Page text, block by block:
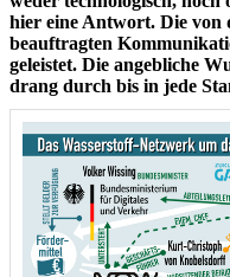
hier eine Antwort. Die von
beauftragten
geleistet. Die angebliche
drang durch bis in jede